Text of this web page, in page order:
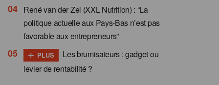
René van der Zel (XXL Nutrition) : “La
politique actuelle aux Pays-Bas n’est pas
favorable aux entrepreneurs”
+ PLUS
Les brumisateurs : gadget ou
levier de rentabilité ?